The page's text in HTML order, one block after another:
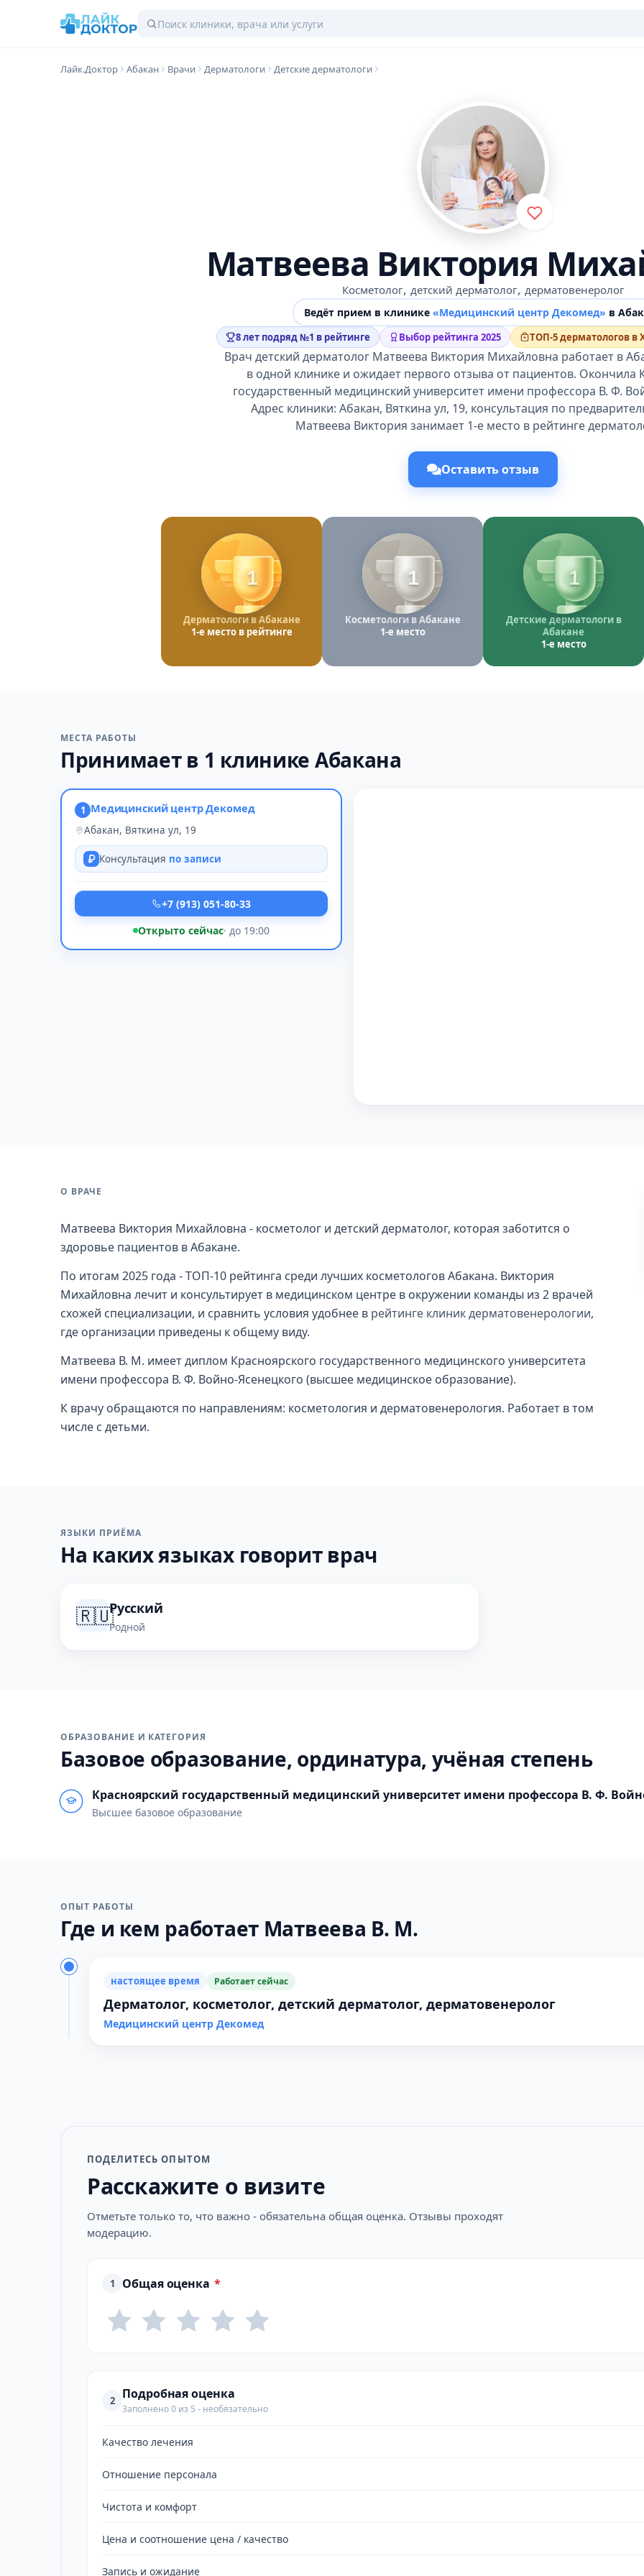
Лайк.Доктор Абакан Врачи Дерматологи Детские дерматологи
Матвеева Виктория
Косметолог, детский дерматолог, дерматовенеролог
Ведёт прием в клинике «Медицинский центр Декомед» в
8 лет подряд №1 в рейтинге Выбор рейтинга 2025 ТОП-5 дерматологов в
Врач детский дерматолог Матвеева Виктория Михайловна работает в
в одной клинике и ожидает первого отзыва от пациентов. Окончила
государственный медицинский университет имени профессора В. Ф.
Адрес клиники: Абакан, Вяткина ул, 19, консультация по
Матвеева Виктория занимает 1-е место в рейтинге
Оставить отзыв
1
Дерматологи в Абакане
1-е место в рейтинге
1
Косметологи в Абакане
1-е место
1
Детские дерматологи в
Абакане
1-е место
МЕСТА РАБОТЫ
Принимает в 1 клинике Абакана
1 Медицинский центр Декомед
Абакан, Вяткина ул, 19
Консультация по записи
+7 (913) 051-80-33
Открыто сейчас· до 19:00
О ВРАЧЕ
Матвеева Виктория Михайловна - косметолог и детский дерматолог, которая заботится о
здоровье пациентов в Абакане.
По итогам 2025 года - ТОП-10 рейтинга среди лучших косметологов Абакана. Виктория
Михайловна лечит и консультирует в медицинском центре в окружении команды из 2 врачей
схожей специализации, и сравнить условия удобнее в рейтинге клиник дерматовенерологии,
где организации приведены к общему виду.
Матвеева В. М. имеет диплом Красноярского государственного медицинского университета
имени профессора В. Ф. Войно-Ясенецкого (высшее медицинское образование).
К врачу обращаются по направлениям: косметология и дерматовенерология. Работает в том
числе с детьми.
ЯЗЫКИ ПРИЁМА
На каких языках говорит врач
🇷🇺Русский
Родной
ОБРАЗОВАНИЕ И КАТЕГОРИЯ
Базовое образование, ординатура, учёная степень
Красноярский государственный медицинский университет имени профессора В. Ф.
Высшее базовое образование
ОПЫТ РАБОТЫ
Где и кем работает Матвеева В. М.
настоящее время Работает сейчас
Дерматолог, косметолог, детский дерматолог, дерматовенеролог
Медицинский центр Декомед
ПОДЕЛИТЕСЬ ОПЫТОМ
Расскажите о визите
Отметьте только то, что важно - обязательна общая оценка. Отзывы проходят
модерацию.
1 Общая оценка *
2 Подробная оценка
Заполнено 0 из 5 - необязательно
Качество лечения
Отношение персонала
Чистота и комфорт
Цена и соотношение цена / качество
Запись и ожидание